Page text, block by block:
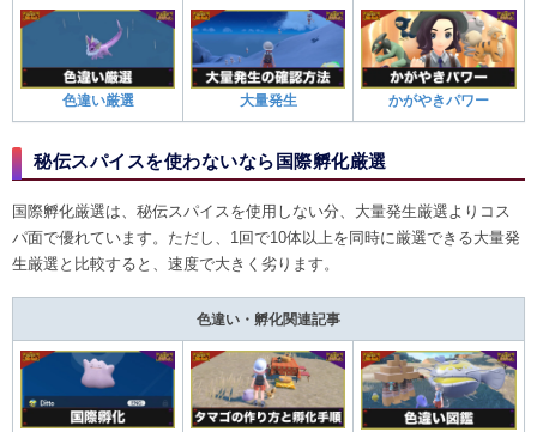
色違い厳選 大量発生 かがやきパワー
秘伝スパイスを使わないなら国際孵化厳選
国際孵化厳選は、秘伝スパイスを使用しない分、大量発生厳選よりコス
パ面で優れています。ただし、1回で10体以上を同時に厳選できる大量発
生厳選と比較すると、速度で大きく劣ります。
色違い・孵化関連記事